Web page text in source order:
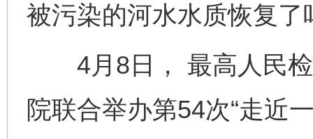
被污染的河水水质恢复
4月8日， 最高人民检
院联合举办第54次“走近